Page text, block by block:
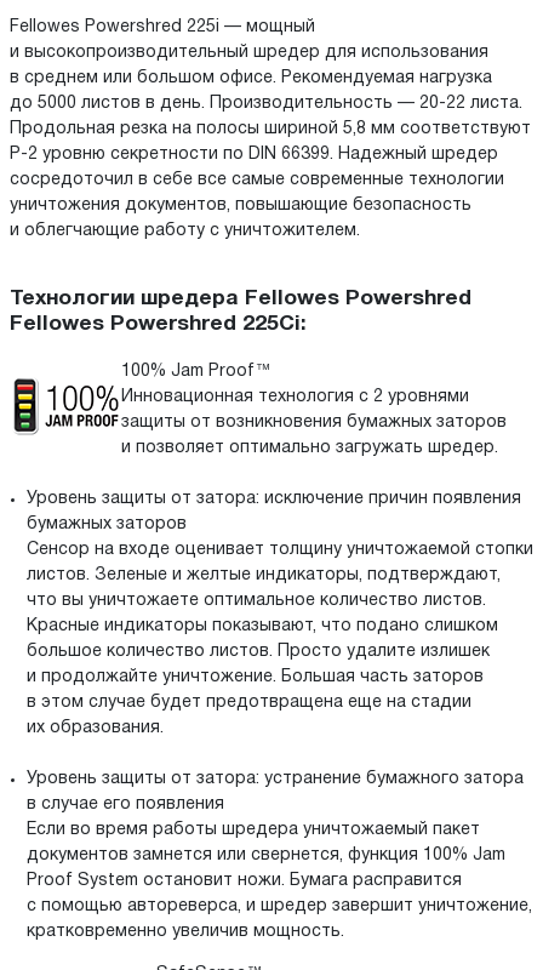
Fellowes Powershred 225i — мощный
и высокопроизводительный шредер для использования
в среднем или большом офисе. Рекомендуемая нагрузка
до 5000 листов в день. Производительность — 20-22 листа.
Продольная резка на полосы шириной 5,8 мм соответствуют
P-2 уровню секретности по DIN 66399. Надежный шредер
сосредоточил в себе все самые современные технологии
уничтожения документов, повышающие безопасность
и облегчающие работу с уничтожителем.
Технологии шредера Fellowes Powershred
Fellowes Powershred 225Ci:
100% Jam Proof™
Инновационная технология с 2 уровнями
защиты от возникновения бумажных заторов
и позволяет оптимально загружать шредер.
Уровень защиты от затора: исключение причин появления
бумажных заторов
Cенсор на входе оценивает толщину уничтожаемой стопки
листов. Зеленые и желтые индикаторы, подтверждают,
что вы уничтожаете оптимальное количество листов.
Красные индикаторы показывают, что подано слишком
большое количество листов. Просто удалите излишек
и продолжайте уничтожение. Большая часть заторов
в этом случае будет предотвращена еще на стадии
их образования.
Уровень защиты от затора: устранение бумажного затора
в случае его появления
Если во время работы шредера уничтожаемый пакет
документов замнется или свернется, функция 100% Jam
Proof System остановит ножи. Бумага расправится
с помощью автореверса, и шредер завершит уничтожение,
кратковременно увеличив мощность.